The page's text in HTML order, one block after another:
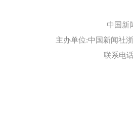
中国新
主办单位:中国新闻社
联系电